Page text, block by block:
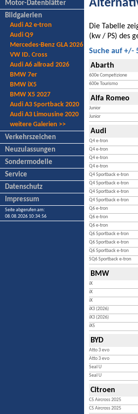
Motor-Datenblätter
Bildgalerien
Audi A2 e-tron
Audi Q9
Mercedes-Benz GLA 2026
VW ID. Cross
Audi A6 allroad 2026
BMW 7er
BMW iX5
BMW X5 2027
Audi A3 Sportback 2020
Audi A3 Limousine 2020
weitere Galerien >>
Verkehrszeichen
Neuzulassungen
Sondermodelle
Service
Datenschutz
Impressum
Seite abgerufen am:
08.08.2026 10:34:56
Die Tabelle
(kw / PS) des
Suche auf +/-
Abarth
600e Competizione
600e Tourismo
Alfa Romeo
Junior
Junior
Audi
Q4 e-tron
Q4 e-tron
Q4 e-tron
Q4 e-tron
Q4 Sportback e-tron
Q4 Sportback e-tron
Q4 Sportback e-tron
Q4 Sportback e-tron
Q6 e-tron
Q6 e-tron
Q6 e-tron
Q6 Sportback e-tron
Q6 Sportback e-tron
Q6 Sportback e-tron
SQ6 Sportback e-tron
BMW
iX
iX
iX
iX3 (2026)
iX3 (2026)
iX5
BYD
Atto 3 evo
Atto 3 evo
Seal U
Seal U
Citroen
C5 Aircross 2025
C5 Aircross 2025